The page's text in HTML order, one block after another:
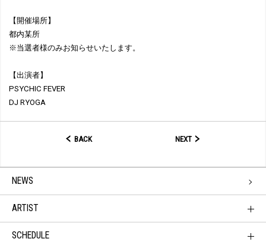
【開催場所】
都内某所
※当選者様のみお知らせいたします。
【出演者】
PSYCHIC FEVER
DJ RYOGA
BACK NEXT
NEWS
ARTIST
SCHEDULE